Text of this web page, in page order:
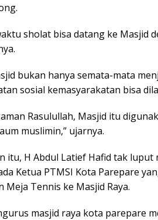
sholat bisa datang ke Masjid
bukan hanya semata-mata
sosial kemasyarakatan bisa
Rasulullah, Masjid itu
muslimin,” ujarnya.
itu, H Abdul Latief Hafid tak luput
Ketua PTMSI Kota Parepare
Meja Tennis ke Masjid Raya.
masjid raya kota parepare